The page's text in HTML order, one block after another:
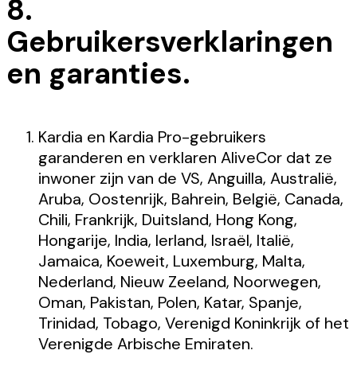
8.
Gebruikersverklaringen
en garanties.
Kardia en Kardia Pro-gebruikers
garanderen en verklaren AliveCor dat ze
inwoner zijn van de VS, Anguilla, Australië,
Aruba, Oostenrijk, Bahrein, België, Canada,
Chili, Frankrijk, Duitsland, Hong Kong,
Hongarije, India, Ierland, Israël, Italië,
Jamaica, Koeweit, Luxemburg, Malta,
Nederland, Nieuw Zeeland, Noorwegen,
Oman, Pakistan, Polen, Katar, Spanje,
Trinidad, Tobago, Verenigd Koninkrijk of het
Verenigde Arbische Emiraten.